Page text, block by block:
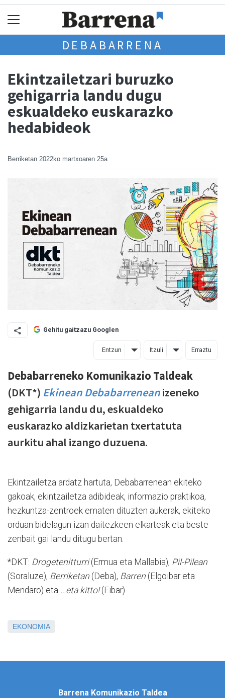
DEBABARRENA
Ekintzailetzari buruzko
gehigarria landu dugu
eskualdeko euskarazko
hedabideok
Berriketan 2022ko martxoaren 25a
Gehitu gaitzazu Googlen
Entzun Itzuli Erraztu
Debabarreneko Komunikazio Taldeak
(DKT*) Ekinean Debabarreneanizeneko
gehigarria landu du, eskualdeko
euskarazko aldizkarietan txertatuta
aurkitu ahal izango duzuena.
Ekintzailetza ardatz hartuta, Debabarrenean ekiteko
gakoak, ekintzailetza adibideak, informazio praktikoa,
hezkuntza-zentroek ematen dituzten aukerak, ekiteko
orduan bidelagun izan daitezkeen elkarteak eta beste
zenbait gai landu ditugu bertan.
*DKT: Drogetenitturri(Ermua eta Mallabia), Pil-Pilean
(Soraluze), Berriketan (Deba), Barren (Elgoibar eta
Mendaro) eta …eta kitto!(Eibar).
EKONOMIA
Barrena Komunikazio Taldea